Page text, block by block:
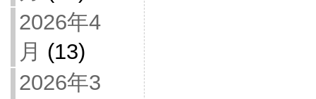
2026年4
月 (13)
2026年3